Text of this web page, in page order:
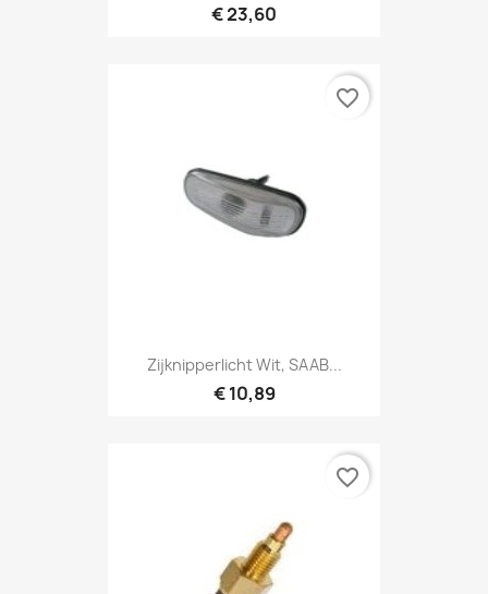
€ 23,60
Zijknipperlicht Wit, SAAB...
€ 10,89
favorite_border
favorite_border